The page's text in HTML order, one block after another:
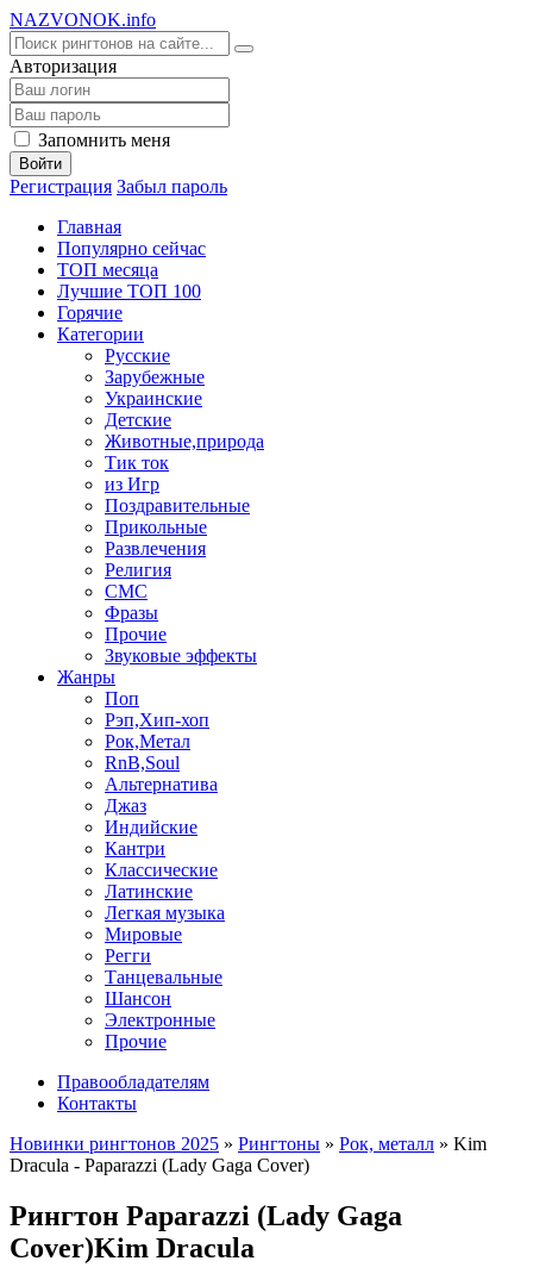
NAZVONOK.info
Авторизация
Запомнить меня
Войти
Регистрация Забыл пароль
Главная
Популярно сейчас
ТОП месяца
Лучшие ТОП 100
Горячие
Категории
Русские
Зарубежные
Украинские
Детские
Животные,природа
Тик ток
из Игр
Поздравительные
Прикольные
Развлечения
Религия
СМС
Фразы
Прочие
Звуковые эффекты
Жанры
Поп
Рэп,Хип-хоп
Рок,Метал
RnB,Soul
Альтернатива
Джаз
Индийские
Кантри
Классические
Латинские
Легкая музыка
Мировые
Регги
Танцевальные
Шансон
Электронные
Прочие
Правообладателям
Контакты
Новинки рингтонов 2025 » Рингтоны » Рок, металл » Kim
Dracula - Paparazzi (Lady Gaga Cover)
Рингтон Paparazzi (Lady Gaga
Cover)Kim Dracula